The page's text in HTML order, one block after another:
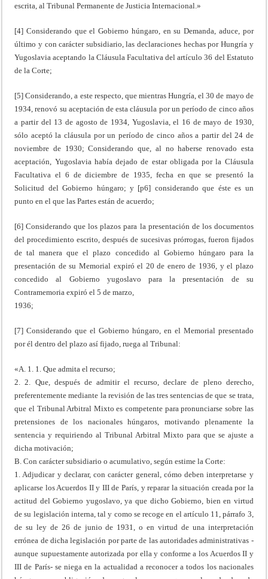
escrita, al Tribunal Permanente de Justicia Internacional.»
[4] Considerando que el Gobierno húngaro, en su Demanda, aduce, por
último y con carácter subsidiario, las declaraciones hechas por Hungría y
Yugoslavia aceptando la Cláusula Facultativa del artículo 36 del Estatuto
de la Corte;
[5] Considerando, a este respecto, que mientras Hungría, el 30 de mayo de
1934, renovó su aceptación de esta cláusula por un período de cinco años
a partir del 13 de agosto de 1934, Yugoslavia, el 16 de mayo de 1930,
sólo aceptó la cláusula por un período de cinco años a partir del 24 de
noviembre de 1930; Considerando que, al no haberse renovado esta
aceptación, Yugoslavia había dejado de estar obligada por la Cláusula
Facultativa el 6 de diciembre de 1935, fecha en que se presentó la
Solicitud del Gobierno húngaro; y [p6] considerando que éste es un
punto en el que las Partes están de acuerdo;
[6] Considerando que los plazos para la presentación de los documentos
del procedimiento escrito, después de sucesivas prórrogas, fueron fijados
de tal manera que el plazo concedido al Gobierno húngaro para la
presentación de su Memorial expiró el 20 de enero de 1936, y el plazo
concedido al Gobierno yugoslavo para la presentación de su
Contramemoria expiró el 5 de marzo,
1936;
[7] Considerando que el Gobierno húngaro, en el Memorial presentado
por él dentro del plazo así fijado, ruega al Tribunal:
«A. 1. 1. Que admita el recurso;
2. 2. Que, después de admitir el recurso, declare de pleno derecho,
preferentemente mediante la revisión de las tres sentencias de que se trata,
que el Tribunal Arbitral Mixto es competente para pronunciarse sobre las
pretensiones de los nacionales húngaros, motivando plenamente la
sentencia y requiriendo al Tribunal Arbitral Mixto para que se ajuste a
dicha motivación;
B. Con carácter subsidiario o acumulativo, según estime la Corte:
1. Adjudicar y declarar, con carácter general, cómo deben interpretarse y
aplicarse los Acuerdos II y III de París, y reparar la situación creada por la
actitud del Gobierno yugoslavo, ya que dicho Gobierno, bien en virtud
de su legislación interna, tal y como se recoge en el artículo 11, párrafo 3,
de su ley de 26 de junio de 1931, o en virtud de una interpretación
errónea de dicha legislación por parte de las autoridades administrativas -
aunque supuestamente autorizada por ella y conforme a los Acuerdos II y
III de París- se niega en la actualidad a reconocer a todos los nacionales